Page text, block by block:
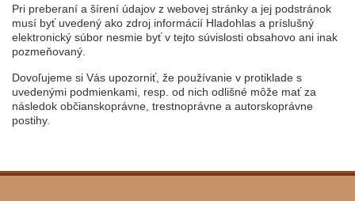
Pri preberaní a šírení údajov z webovej stránky a jej podstránok
musí byť uvedený ako zdroj informácií Hladohlas a príslušný
elektronický súbor nesmie byť v tejto súvislosti obsahovo ani inak
pozmeňovaný.
Dovoľujeme si Vás upozorniť, že používanie v protiklade s
uvedenými podmienkami, resp. od nich odlišné môže mať za
následok občianskoprávne, trestnoprávne a autorskoprávne
postihy.